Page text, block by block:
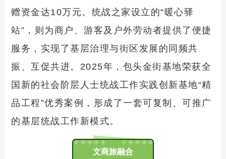
赠资金达10万元。统战之家设立的“暖心驿
站”，则为商户、游客及户外劳动者提供了便捷
服务，实现了基层治理与街区发展的同频共
振、互促共进。2025年，包头金街基地荣获全
国新的社会阶层人士统战工作实践创新基地“精
品工程”优秀案例，形成了一套可复制、可推广
的基层统战工作新模式。
文商旅融合